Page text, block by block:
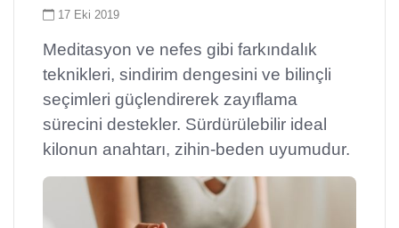
17 Eki 2019
Meditasyon ve nefes gibi farkındalık
teknikleri, sindirim dengesini ve bilinçli
seçimleri güçlendirerek zayıflama
sürecini destekler. Sürdürülebilir ideal
kilonun anahtarı, zihin-beden uyumudur.